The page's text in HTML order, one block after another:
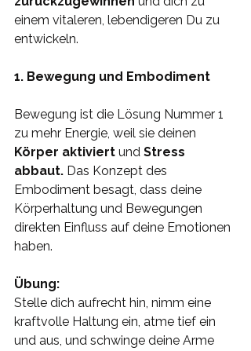
einem vitaleren, lebendigeren Du zu
entwickeln.
1. Bewegung und Embodiment
Bewegung ist die Lösung Nummer 1
zu mehr Energie, weil sie deinen
Körper aktiviert und Stress
abbaut. Das Konzept des
Embodiment besagt, dass deine
Körperhaltung und Bewegungen
direkten Einfluss auf deine Emotionen
haben.
Übung:
Stelle dich aufrecht hin, nimm eine
kraftvolle Haltung ein, atme tief ein
und aus, und schwinge deine Arme